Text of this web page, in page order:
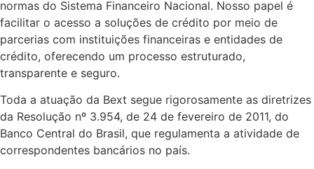
normas do Sistema Financeiro Nacional. Nosso papel é
facilitar o acesso a soluções de crédito por meio de
parcerias com instituições financeiras e entidades de
crédito, oferecendo um processo estruturado,
transparente e seguro.
Toda a atuação da Bext segue rigorosamente as diretrizes
da Resolução nº 3.954, de 24 de fevereiro de 2011, do
Banco Central do Brasil, que regulamenta a atividade de
correspondentes bancários no país.